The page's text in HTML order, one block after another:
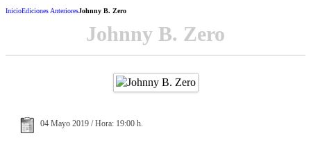
InicioEdiciones AnterioresJohnny B. Zero
Johnny B. Zero
04 Mayo 2019 / Hora: 19:00 h.